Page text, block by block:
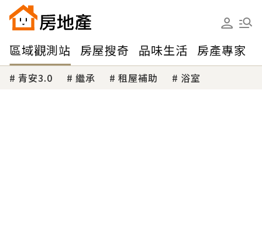
區域觀測站 房屋搜奇 品味生活 房產專家
青安3.0 繼承 租屋補助 浴室